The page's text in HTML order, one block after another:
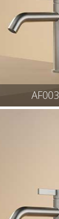
AF003